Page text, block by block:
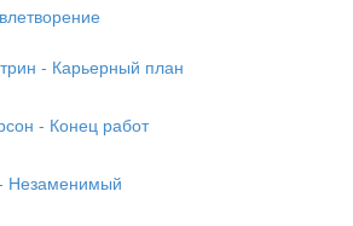
- Карьерный план
- Конец работ
Незаменимый